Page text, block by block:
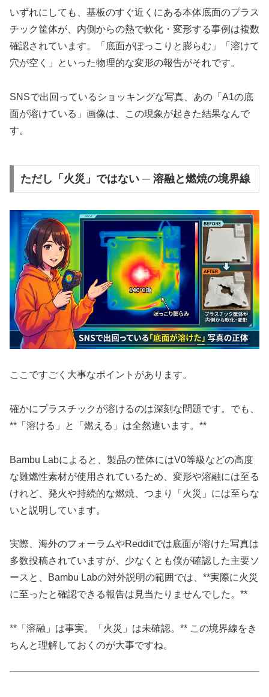
いずれにしても、基板のすぐ近くにある本体底面のプラス
チック筐体が、内側からの熱で軟化・変形する事例は複数
確認されています。「底面がぽっこりと膨らむ」「溶けて
穴が空く」といった物理的な変形の報告がそれです。
SNSで出回っているショッキングな写真、あの「A1の底
面が溶けている」画像は、この現象が起きた結果なんで
す。
ただし「火災」ではない ─ 溶融と燃焼の境界線
ここですごく大事なポイントがあります。
確かにプラスチックが溶けるのは深刻な問題です。でも、
**「溶ける」と「燃える」は全然違います。**
Bambu Labによると、製品の筐体にはV0等級などの高度
な難燃性素材が使用されているため、変形や溶融には至る
けれど、発火や持続的な燃焼、つまり「火災」には至らな
いと説明しています。
実際、海外のフォーラムやRedditでは底面が溶けた写真は
多数投稿されていますが、少なくとも僕が確認した主要ソ
ースと、Bambu Labの対外説明の範囲では、**実際に火災
に至ったと確認できる報告は見当たりませんでした。**
**「溶融」は事実。「火災」は未確認。** この境界線をき
ちんと理解しておくのが大事ですね。